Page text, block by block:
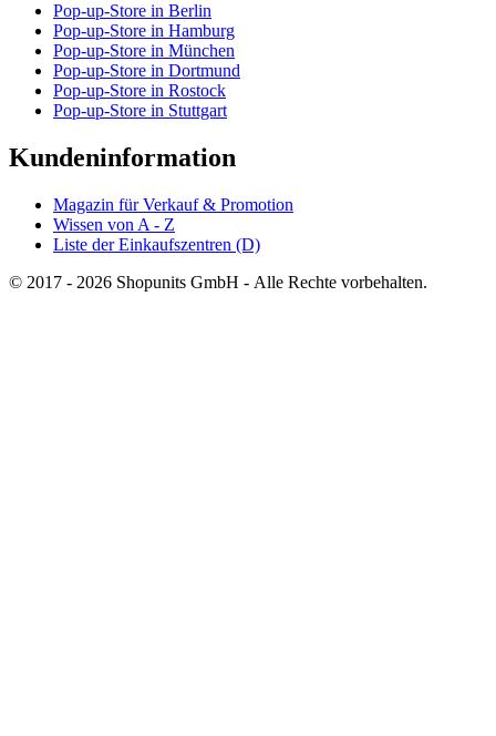
Pop-up-Store in Berlin
Pop-up-Store in Hamburg
Pop-up-Store in München
Pop-up-Store in Dortmund
Pop-up-Store in Rostock
Pop-up-Store in Stuttgart
Kundeninformation
Magazin für Verkauf & Promotion
Wissen von A - Z
Liste der Einkaufszentren (D)
© 2017 - 2026 Shopunits GmbH - Alle Rechte vorbehalten.